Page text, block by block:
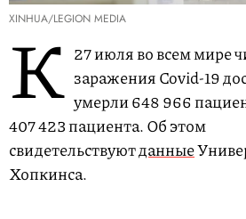
XINHUA/LEGION MEDIA
К 27 июля во всем мире
заражения Covid-19
умерли 648 966
407 423 пациента. Об этом
свидетельствуютданные
Хопкинса.